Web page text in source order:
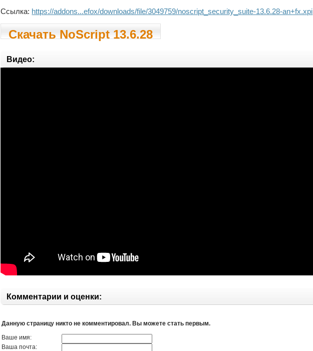
Ссылка: https://addons...efox/downloads/file/3049759/noscript_security_suite-13.6.28-an+fx.xpi
Скачать NoScript 13.6.28
Видео:
Комментарии и оценки:
Данную страницу никто не комментировал. Вы можете стать первым.
Ваше имя:
Ваша почта: